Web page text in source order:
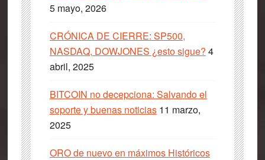
5 mayo, 2026
CRÓNICA DE CIERRE: SP500,
NASDAQ, DOWJONES ¿esto sigue? 4
abril, 2025
BITCOIN no decepciona: Salvando el
soporte y buenas noticias 11 marzo,
2025
ORO de nuevo en máximos Históricos